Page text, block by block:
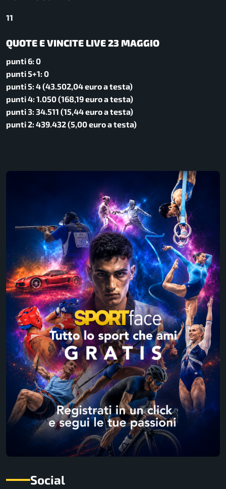
11
QUOTE E VINCITE LIVE 23 MAGGIO
punti 6: 0
punti 5+1: 0
punti 5: 4 (43.502,04 euro a testa)
punti 4: 1.050 (168,19 euro a testa)
punti 3: 34.511 (15,44 euro a testa)
punti 2: 439.432 (5,00 euro a testa)
Social